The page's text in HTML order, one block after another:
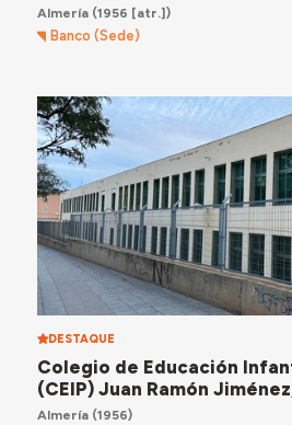
Almería(1956 [atr.])
Banco (Sede)
DESTAQUE
Colegio de Educación
(CEIP) Juan Ramón
Almería(1956)